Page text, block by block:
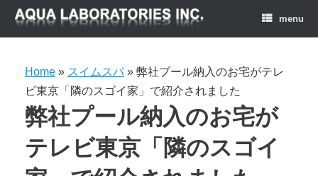
menu
Home » スイムスパ » 弊社プール納入のお宅がテレ
ビ東京「隣のスゴイ家」で紹介されました
弊社プール納入のお宅が
テレビ東京「隣のスゴイ